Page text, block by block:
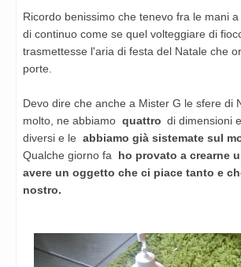
Ricordo benissimo che tenevo fra le mani
di continuo come se quel volteggiare di
trasmettesse l'aria di festa del Natale che
porte.
Devo dire che anche a Mister G le sfere di
molto, ne abbiamo quattro di dimensioni
diversi e le abbiamo già sistemate sul
Qualche giorno fa
ho provato a crearne
avere un oggetto che ci piace tanto e
nostro.